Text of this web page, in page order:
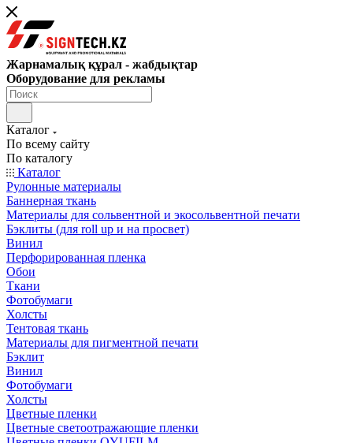
Жарнамалық құрал - жабдықтар
Оборудование для рекламы
Каталог
По всему сайту
По каталогу
Каталог
Рулонные материалы
Баннерная ткань
Материалы для сольвентной и экосольвентной печати
Бэклиты (для roll up и на просвет)
Винил
Перфорированная пленка
Обои
Ткани
Фотобумаги
Холсты
Тентовая ткань
Материалы для пигментной печати
Бэклит
Винил
Фотобумаги
Холсты
Цветные пленки
Цветные светоотражающие пленки